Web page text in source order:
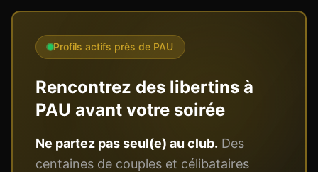
Profils actifs près de PAU
Rencontrez des libertins à
PAU avant votre soirée
Ne partez pas seul(e) au club. Des
centaines de couples et célibataires